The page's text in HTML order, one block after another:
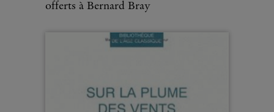
offerts à Bernard Bray